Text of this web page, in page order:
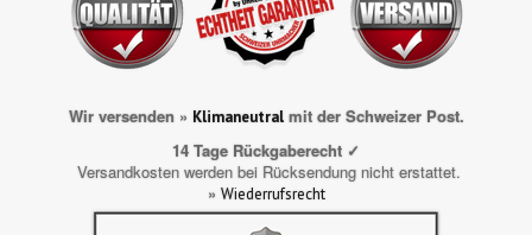
Wir versenden » Klimaneutralmit der Schweizer Post.
14 Tage Rückgaberecht ✓
Versandkosten werden bei Rücksendung nicht erstattet.
» Wiederrufsrecht